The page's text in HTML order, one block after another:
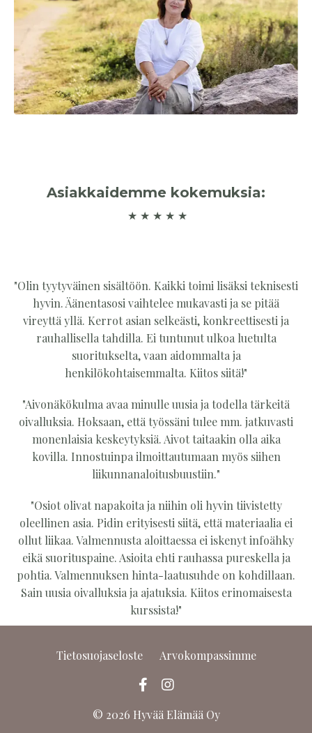
Asiakkaidemme kokemuksia:
★ ★ ★ ★ ★
"Olin tyytyväinen sisältöön. Kaikki toimi lisäksi teknisesti
hyvin. Äänentasosi vaihtelee mukavasti ja se pitää
vireyttä yllä. Kerrot asian selkeästi, konkreettisesti ja
rauhallisella tahdilla. Ei tuntunut ulkoa luetulta
suoritukselta, vaan aidommalta ja
henkilökohtaisemmalta. Kiitos siitä!"
"Aivonäkökulma avaa minulle uusia ja todella tärkeitä
oivalluksia. Hoksaan, että työssäni tulee mm. jatkuvasti
monenlaisia keskeytyksiä. Aivot taitaakin olla aika
kovilla. Innostuinpa ilmoittautumaan myös siihen
liikunnanaloitusbuustiin."
"Osiot olivat napakoita ja niihin oli hyvin tiivistetty
oleellinen asia. Pidin erityisesti siitä, että materiaalia ei
ollut liikaa. Valmennusta aloittaessa ei iskenyt infoähky
eikä suorituspaine. Asioita ehti rauhassa pureskella ja
pohtia. Valmennuksen hinta-laatusuhde on kohdillaan.
Sain uusia oivalluksia ja ajatuksia. Kiitos erinomaisesta
kurssista!"
Tietosuojaseloste Arvokompassimme
© 2026 Hyvää Elämää Oy